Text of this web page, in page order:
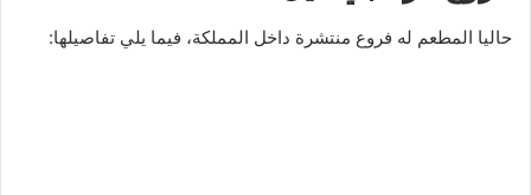
حاليا المطعم له فروع منتشرة داخل المملكة، فيما يلي تفاصيلها: